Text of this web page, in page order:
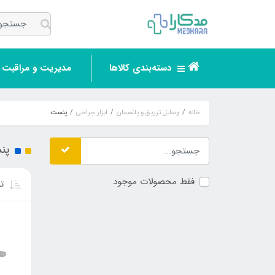
دسته‌بندی کالاها مدیریت و مراقبت
خانه وسایل تزریق و پانسمان ابزار جراحی پنست
فقط محصولات موجود